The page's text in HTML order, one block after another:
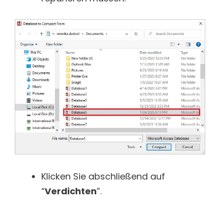
Klicken Sie abschließend auf
“Verdichten”.